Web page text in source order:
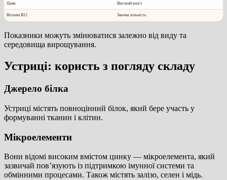
Цинк Високий вміст
Вітамін B12 Значна кількість
Показники можуть змінюватися залежно від виду та
середовища вирощування.
Устриці: користь з погляду складу
Джерело білка
Устриці містять повноцінний білок, який бере участь у
формуванні тканин і клітин.
Мікроелементи
Вони відомі високим вмістом цинку — мікроелемента, який
зазвичай пов’язують із підтримкою імунної системи та
обмінними процесами. Також містять залізо, селен і мідь.